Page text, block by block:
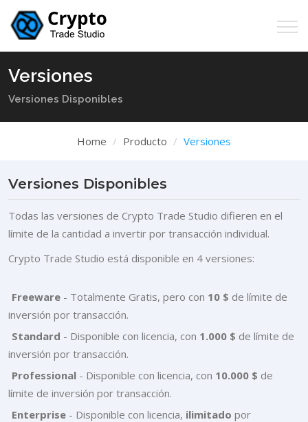
Versiones
Versiones Disponibles
Home Producto Versiones
Versiones Disponibles
Todas las versiones de Crypto Trade Studio difieren en el
límite de la cantidad a invertir por transacción individual.
Crypto Trade Studio está disponible en 4 versiones:
Freeware - Totalmente Gratis, pero con 10 $ de límite de
inversión por transacción.
Standard - Disponible con licencia, con 1.000 $ de límite de
inversión por transacción.
Professional - Disponible con licencia, con 10.000 $ de
límite de inversión por transacción.
Enterprise - Disponible con licencia, ilimitado por